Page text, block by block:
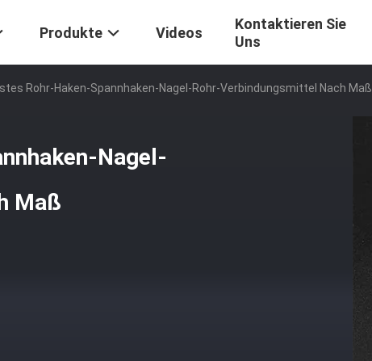
Produkte Videos
Kontaktieren Sie
Uns
Rohr-Haken-Spannhaken-Nagel-Rohr-Verbindungsmittel Nach Maß
Nagel-
Maß